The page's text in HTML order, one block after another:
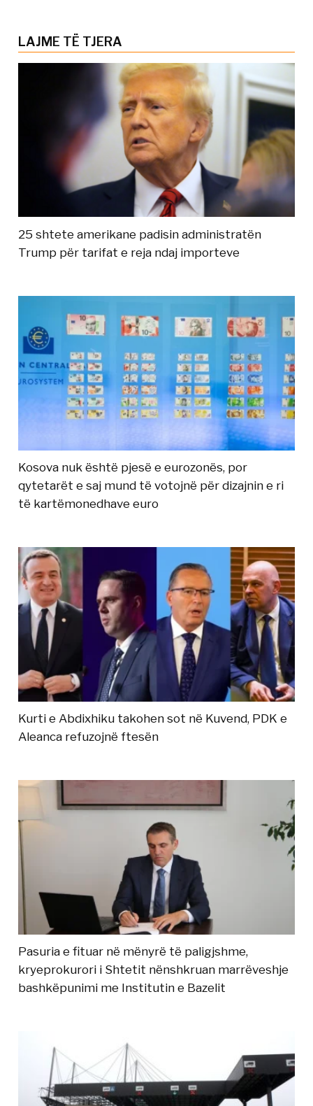
LAJME TË TJERA
25 shtete amerikane padisin administratën
Trump për tarifat e reja ndaj importeve
Kosova nuk është pjesë e eurozonës, por
qytetarët e saj mund të votojnë për dizajnin e ri
të kartëmonedhave euro
Kurti e Abdixhiku takohen sot në Kuvend, PDK e
Aleanca refuzojnë ftesën
Pasuria e fituar në mënyrë të paligjshme,
kryeprokurori i Shtetit nënshkruan marrëveshje
bashkëpunimi me Institutin e Bazelit